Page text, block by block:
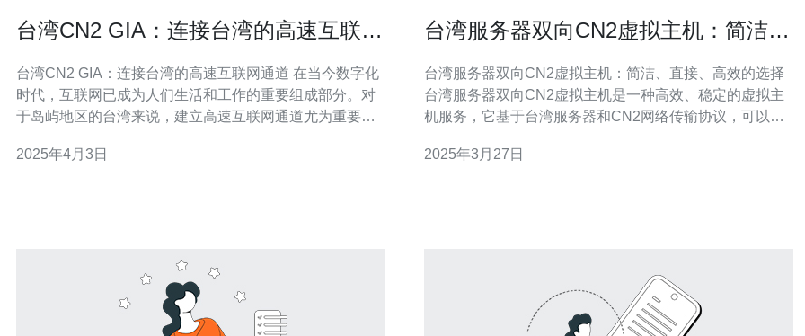
台湾CN2 GIA：连接台湾的高速互联网
台湾CN2 GIA：连接台湾的高速互联网通道 在当今数字化
时代，互联网已成为人们生活和工作的重要组成部分。对
于岛屿地区的台湾来说，建立高速互联网通道尤为重要。
道的重要性和优势。 台湾CN2 GIA是中国电信推出的一项
2025年4月3日
台湾服务器双向CN2虚拟主机：简洁、
台湾服务器双向CN2虚拟主机：简洁、直接、高效的选择
台湾服务器双向CN2虚拟主机是一种高效、稳定的虚拟主
机服务，它基于台湾服务器和CN2网络传输协议，可以实
信、中国联通和中国移动三大运营商共同建设的网络，具
2025年3月27日